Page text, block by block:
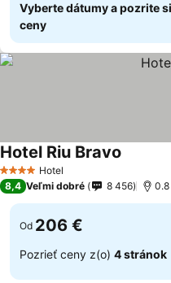
Vyberte dátumy a pozrite
ceny
4 Počet hviezdičiek
Hotel
Hotel Riu Bravo
8,4 Veľmi dobré 8 456 0.8
Od 206 €
Pozrieť ceny z(o) 4 stránok